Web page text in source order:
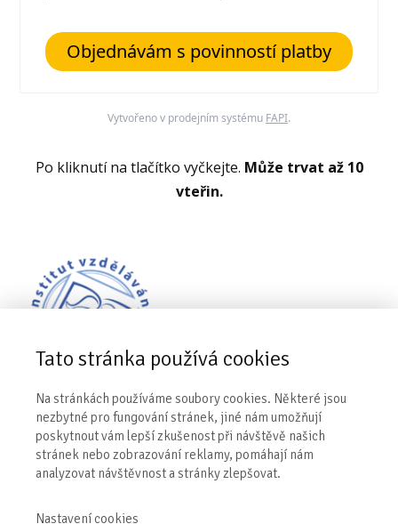
Objednávám s povinností platby
Vytvořeno v prodejním systému FAPI.
Po kliknutí na tlačítko vyčkejte. Může trvat až 10
vteřin.
Kontakt
Institut vzdělávání Evy Kiedroňové
739 61 Třinec
Tato stránka používá cookies
Na stránkách používáme soubory cookies. Některé jsou
nezbytné pro fungování stránek, jiné nám umožňují
poskytnout vám lepší zkušenost při návštěvě našich
stránek nebo zobrazování reklamy, pomáhají nám
analyzovat návštěvnost a stránky zlepšovat.
Nastavení cookies